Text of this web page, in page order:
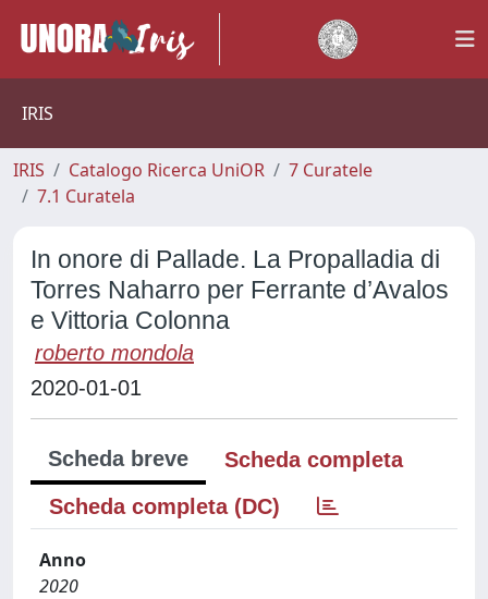
IRIS
IRIS Catalogo Ricerca UniOR
7 Curatele
7.1 Curatela
In onore di Pallade. La Propalladia di
Torres Naharro per Ferrante d’Avalos
e Vittoria Colonna
roberto mondola
2020-01-01
Scheda breve
Scheda completa
Scheda completa (DC)
Anno
2020